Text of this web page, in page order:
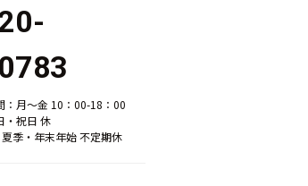
：月～金 10：00-18：00
祝日 休
季・年末年始 不定期休